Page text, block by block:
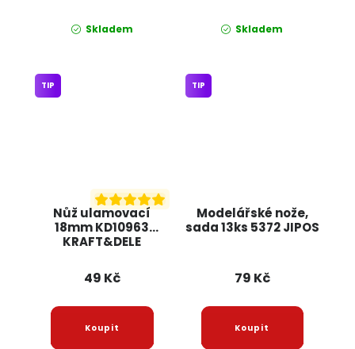
Skladem Skladem
Nůž ulamovací
18mm KD10963
KRAFT&DELE
TIP
49 Kč
Modelářské nože,
sada 13ks 5372 JIPOS
TIP
79 Kč